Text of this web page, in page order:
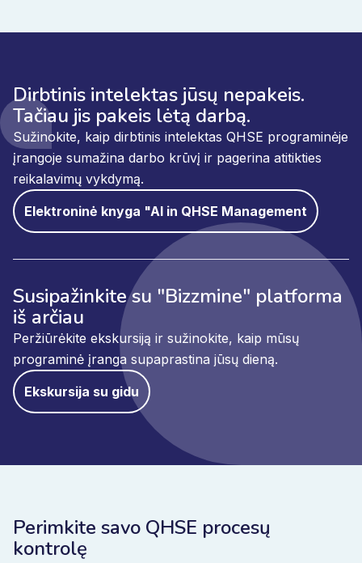
Dirbtinis intelektas jūsų nepakeis.
Tačiau jis pakeis lėtą darbą.
Sužinokite, kaip dirbtinis intelektas QHSE programinėje
įrangoje sumažina darbo krūvį ir pagerina atitikties
reikalavimų vykdymą.
Elektroninė knyga "AI in QHSE Management
Susipažinkite su "Bizzmine" platforma
iš arčiau
Peržiūrėkite ekskursiją ir sužinokite, kaip mūsų
programinė įranga supaprastina jūsų dieną.
Ekskursija su gidu
Perimkite savo QHSE procesų
kontrolę